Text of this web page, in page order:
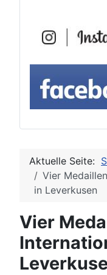
Aktuelle Seite:
Vier
in Leverkusen
Vier